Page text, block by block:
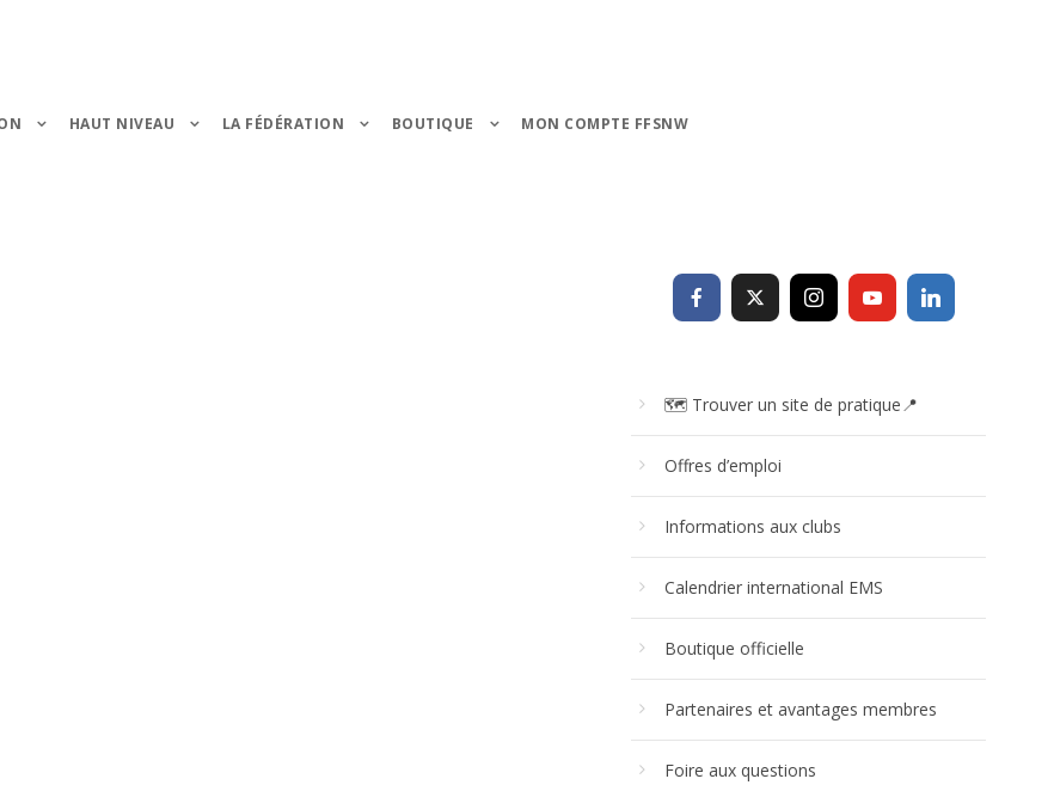
HAUT NIVEAU LA FÉDÉRATION BOUTIQUE MON COMPTE FFSNW
🗺 Trouver un site de pratique📍
Offres d’emploi
Informations aux clubs
Calendrier international EMS
Boutique officielle
Partenaires et avantages membres
Foire aux questions